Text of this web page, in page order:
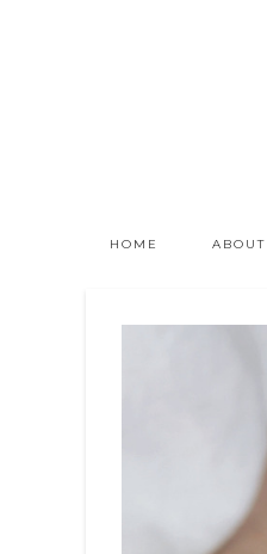
HOME ABOUT